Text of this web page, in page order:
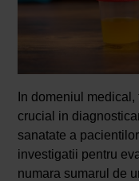
In domeniul
crucial in
sanatate a
investigatii pentru
numara sumarul de